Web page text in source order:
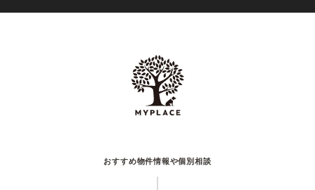
おすすめ物件情報や個別相談